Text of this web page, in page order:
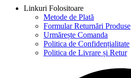
Linkuri Folositoare
Metode de Plată
Formular Returnări Produse
Urmărește Comanda
Politica de Confidențialitate
Politica de Livrare și Retur